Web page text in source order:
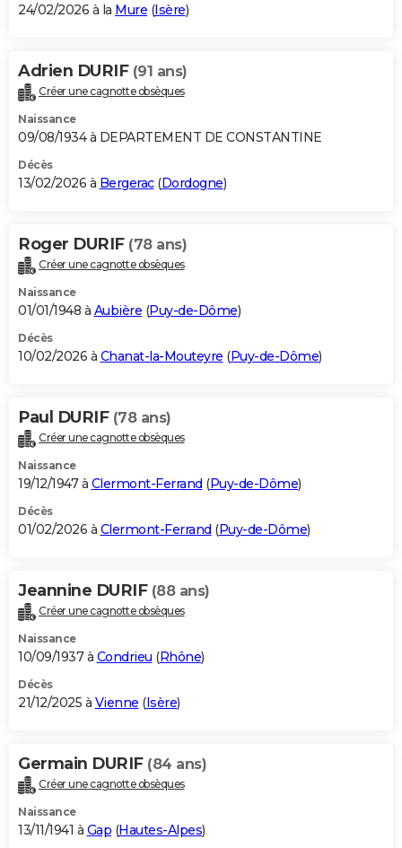
24/02/2026 à la Mure (Isère)
Adrien DURIF (91 ans)
Créer une cagnotte obsèques
Naissance
09/08/1934 à DEPARTEMENT DE CONSTANTINE
Décès
13/02/2026 à Bergerac(Dordogne)
Roger DURIF (78 ans)
Créer une cagnotte obsèques
Naissance
01/01/1948 à Aubière (Puy-de-Dôme)
Décès
10/02/2026 à Chanat-la-Mouteyre (Puy-de-Dôme)
Paul DURIF (78 ans)
Créer une cagnotte obsèques
Naissance
19/12/1947 à Clermont-Ferrand (Puy-de-Dôme)
Décès
01/02/2026 à Clermont-Ferrand (Puy-de-Dôme)
Jeannine DURIF (88 ans)
Créer une cagnotte obsèques
Naissance
10/09/1937 à Condrieu (Rhône)
Décès
21/12/2025 à Vienne (Isère)
Germain DURIF (84 ans)
Créer une cagnotte obsèques
Naissance
13/11/1941 à Gap (Hautes-Alpes)